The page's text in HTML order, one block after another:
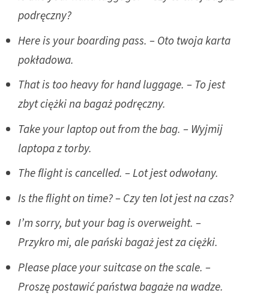
podręczny?
Here is your boarding pass. – Oto twoja karta
pokładowa.
That is too heavy for hand luggage. – To jest
zbyt ciężki na bagaż podręczny.
Take your laptop out from the bag. – Wyjmij
laptopa z torby.
The flight is cancelled. – Lot jest odwołany.
Is the flight on time? – Czy ten lot jest na czas?
I’m sorry, but your bag is overweight. –
Przykro mi, ale pański bagaż jest za ciężki.
Please place your suitcase on the scale. –
Proszę postawić państwa bagaże na wadze.